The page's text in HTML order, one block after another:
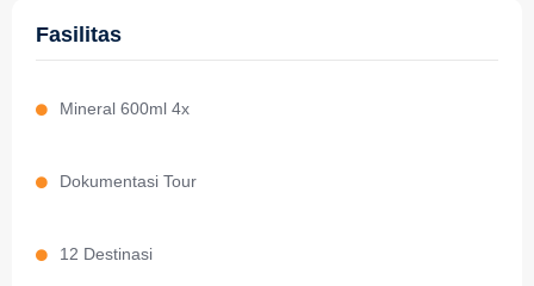
Fasilitas
Mineral 600ml 4x
Dokumentasi Tour
12 Destinasi